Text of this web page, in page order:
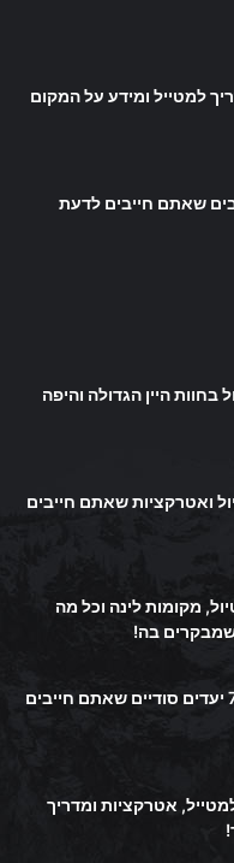
למטייל ומידע על המקום
שאתם חייבים לדעת
בחוות היין הגדולה והיפה
אתרי טיול ואטרקציות שאתם חייבים
מקומות לינה וכל מה
בה!
יעדים בפורטוגל – 7 יעדים סודיים שאתם חייבים
אטרקציות ומדריך